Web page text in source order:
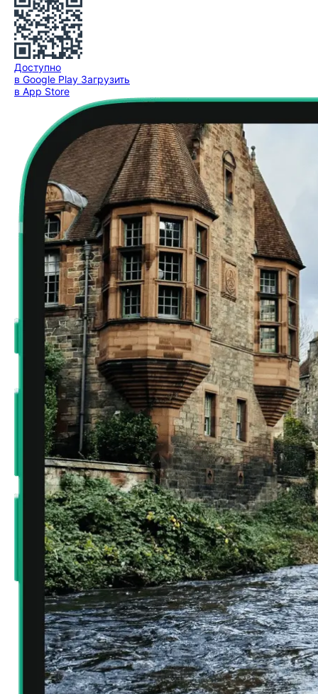
Доступно
в Google Play Загрузить
в App Store